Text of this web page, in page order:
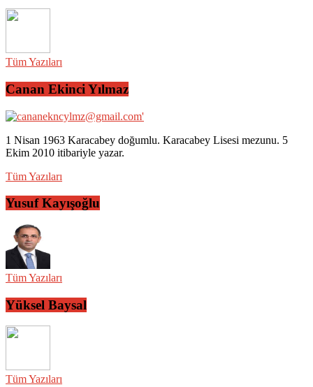
Tüm Yazıları
Canan Ekinci Yılmaz
1 Nisan 1963 Karacabey doğumlu. Karacabey Lisesi mezunu. 5
Ekim 2010 itibariyle yazar.
Tüm Yazıları
Yusuf Kayışoğlu
Tüm Yazıları
Yüksel Baysal
Tüm Yazıları